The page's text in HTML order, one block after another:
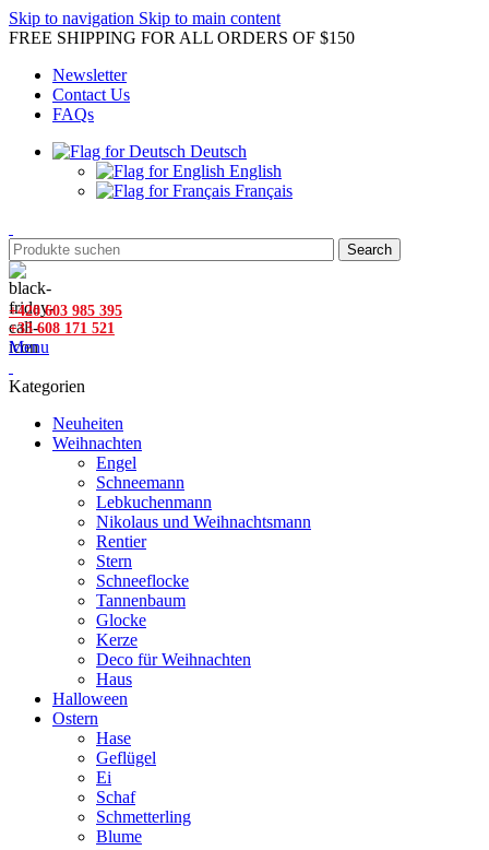
Skip to navigation Skip to main content
FREE SHIPPING FOR ALL ORDERS OF $150
Newsletter
Contact Us
FAQs
Deutsch
English
Français
Search
+420 603 985 395
+33 608 171 521
Menu
Kategorien
Neuheiten
Weihnachten
Engel
Schneemann
Lebkuchenmann
Nikolaus und Weihnachtsmann
Rentier
Stern
Schneeflocke
Tannenbaum
Glocke
Kerze
Deco für Weihnachten
Haus
Halloween
Ostern
Hase
Geflügel
Ei
Schaf
Schmetterling
Blume